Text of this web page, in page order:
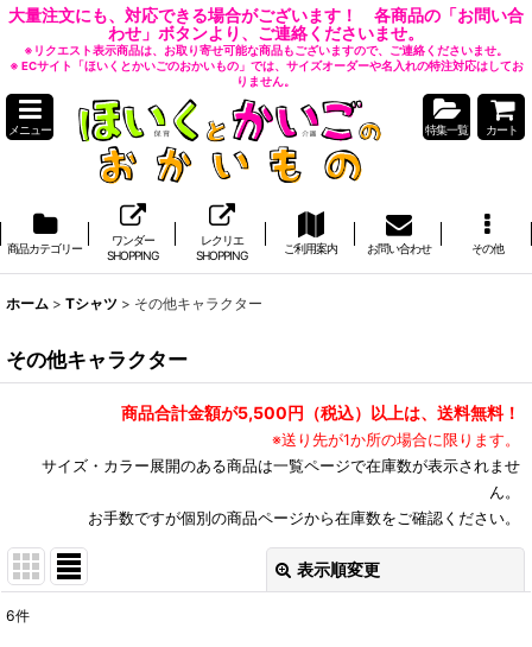
大量注文にも、対応できる場合がございます！ 各商品の「お問い合
わせ」ボタンより、ご連絡くださいませ。
※リクエスト表示商品は、お取り寄せ可能な商品もございますので、ご連絡くださいませ。
※ ECサイト「ほいくとかいごのおかいもの」では、サイズオーダーや名入れの特注対応はしてお
りません。
メニュー 特集一覧 カート
商品カテゴリー
ワンダー
SHOPPING
レクリエ
SHOPPING
ご利用案内 お問い合わせ その他
ホーム > Tシャツ > その他キャラクター
その他キャラクター
商品合計金額が5,500円（税込）以上は、送料無料！
※送り先が1か所の場合に限ります。
サイズ・カラー展開のある商品は一覧ページで在庫数が表示されませ
ん。
お手数ですが個別の商品ページから在庫数をご確認ください。
表示順変更
6件